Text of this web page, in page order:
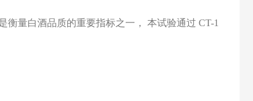
衡量白酒品质的重要指标之一， 本试验通过CT-1